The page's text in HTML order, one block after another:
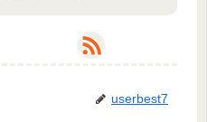
userbest7